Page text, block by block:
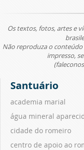
Os textos, fotos, artes e
Não reproduza o
impresso,
Santuário
academia marial
água mineral
cidade do romeiro
centro de apoio ao